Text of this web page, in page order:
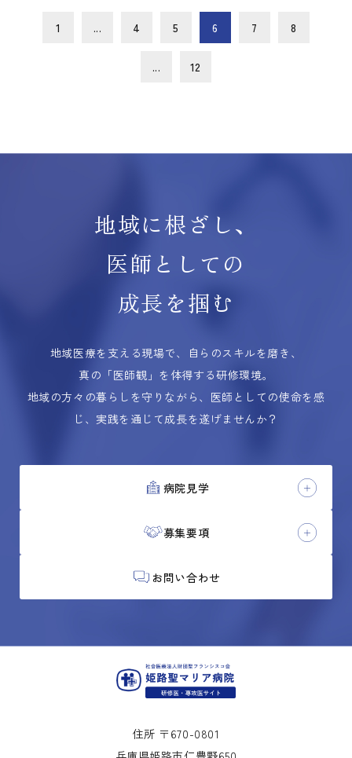
1 ... 4 5 6 7 8
... 12
地域に根ざし、
医師としての
成長を掴む
地域医療を支える現場で、自らのスキルを磨き、
真の「医師観」を体得する研修環境。
地域の方々の暮らしを守りながら、医師としての使命を感
じ、実践を通じて成長を遂げませんか？
病院見学
募集要項
お問い合わせ
住所 〒670-0801